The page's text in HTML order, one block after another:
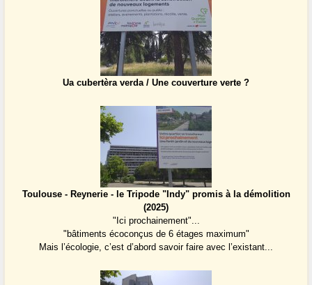
Ua cubertèra verda / Une couverture verte ?
Toulouse - Reynerie - le Tripode "Indy" promis à la démolition
(2025)
"Ici prochainement"...
"bâtiments écoconçus de 6 étages maximum"
Mais l’écologie, c’est d’abord savoir faire avec l’existant...